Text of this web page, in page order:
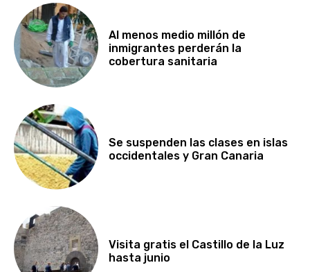
Al menos medio millón de
inmigrantes perderán la
cobertura sanitaria
Se suspenden las clases en islas
occidentales y Gran Canaria
Visita gratis el Castillo de la Luz
hasta junio